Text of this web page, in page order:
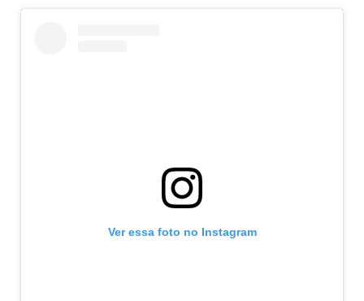
Ver essa foto no Instagram